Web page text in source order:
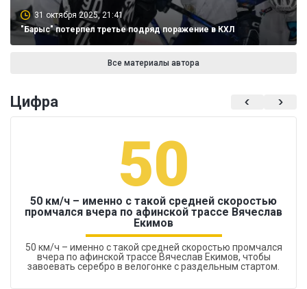
31 октября 2025, 21:41
"Барыс" потерпел третье подряд поражение в КХЛ
Все материалы автора
Цифра
50
50 км/ч – именно с такой средней скоростью
промчался вчера по афинской трассе Вячеслав
Екимов
50 км/ч – именно с такой средней скоростью промчался
вчера по афинской трассе Вячеслав Екимов, чтобы
завоевать серебро в велогонке с раздельным стартом.